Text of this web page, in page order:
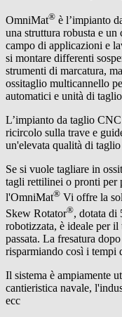
OmniMat® è l’impianto
una struttura robusta e
campo di applicazioni e
si montare differenti
strumenti di marcatura,
ossitaglio multicannello
automatici e unità di
L’impianto da taglio
ricircolo sulla trave e
un'elevata qualità di
Se si vuole tagliare in
tagli rettilinei o pronti per
l'OmniMat® Vi offre la
Skew Rotator®, dotata di
robotizzata, è ideale per
passata. La fresatura
risparmiando così i tempi
Il sistema è ampiamente
cantieristica navale,
ecc